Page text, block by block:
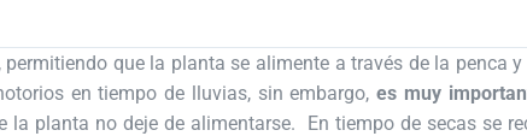
permitiendo que la planta se alimente a través de la penca
en tiempo de lluvias, sin embargo,es muy
la planta no deje de alimentarse. En tiempo de secas se